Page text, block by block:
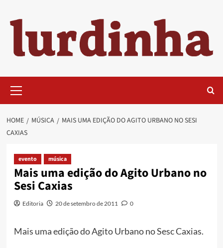
content
Menu
HOME MÚSICA
MAIS UMA EDIÇÃO DO AGITO URBANO NO SESI
CAXIAS
evento música
Mais uma edição do Agito Urbano no
Sesi Caxias
Editoria 20 de setembro de 2011 0
Mais uma edição do Agito Urbano no Sesc Caxias.